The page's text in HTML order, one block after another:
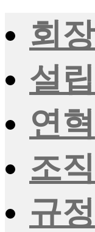
회
설
연혁
조
규정